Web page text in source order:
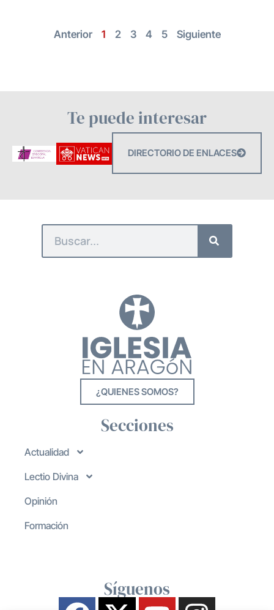
Anterior 1 2 3 4 5 Siguiente
Te puede interesar
DIRECTORIO DE ENLACES
¿QUIENES SOMOS?
Secciones
Actualidad
Lectio Divina
Opinión
Formación
Síguenos